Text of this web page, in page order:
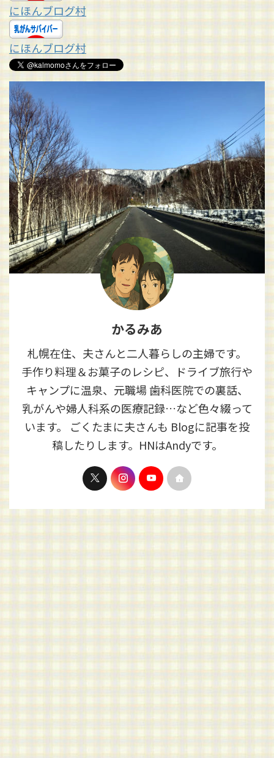
にほんブログ村
にほんブログ村
かるみあ
札幌在住、夫さんと二人暮らしの主婦です。
手作り料理＆お菓子のレシピ、ドライブ旅行や
キャンプに温泉、元職場 歯科医院での裏話、
乳がんや婦人科系の医療記録…など色々綴って
います。 ごくたまに夫さんも Blogに記事を投
稿したりします。HNはAndyです。